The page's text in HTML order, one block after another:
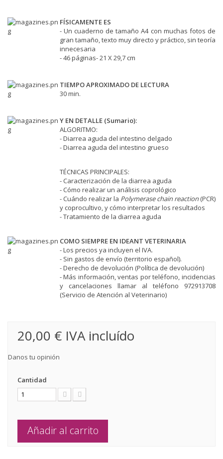
FÍSICAMENTE ES
- Un cuaderno de tamaño A4 con muchas fotos de
gran tamaño, texto muy directo y práctico, sin teoría
innecesaria
- 46 páginas- 21 X 29,7 cm
TIEMPO APROXIMADO DE LECTURA
30 min.
Y EN DETALLE (Sumario):
ALGORITMO:
-Diarrea aguda del intestino delgado
-Diarrea aguda del intestino grueso
TÉCNICAS PRINCIPALES:
- Caracterización de la diarrea aguda
- Cómo realizar un análisis coprológico
- Cuándo realizar la Polymerase chain reaction(PCR)
y coprocultivo, y cómo interpretar los resultados
- Tratamiento de la diarrea aguda
COMO SIEMPRE EN IDEANT VETERINARIA
- Los precios ya incluyen el IVA.
- Sin gastos de envío (territorio español).
- Derecho de devolución (Política de devolución)
- Más información, ventas por teléfono, incidencias
y cancelaciones llamar al teléfono 972913708
(Servicio de Atención al Veterinario)
20,00 € IVA incluído
Danos tu opinión
Cantidad
Añadir al carrito